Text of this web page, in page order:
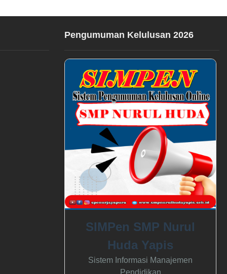
Pengumuman Kelulusan 2026
SIMPen SMP Nurul
Huda Yapis
Sistem Informasi Manajemen